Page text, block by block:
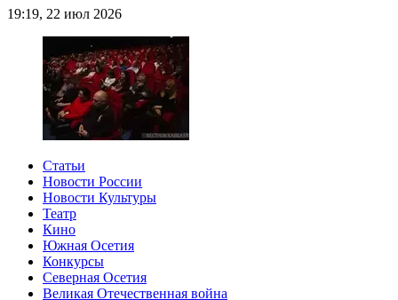
19:19, 22 июл 2026
Статьи
Новости России
Новости Культуры
Театр
Кино
Южная Осетия
Конкурсы
Северная Осетия
Великая Отечественная война